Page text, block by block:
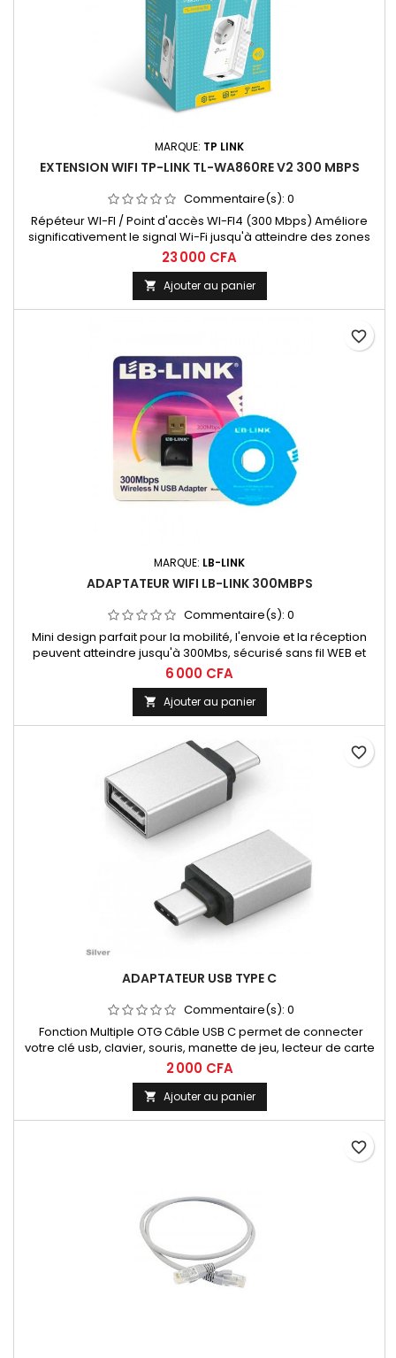
MARQUE: TP LINK
EXTENSION WIFI TP-LINK TL-WA860RE V2 300 MBPS
Commentaire(s): 0
Répéteur WI-FI / Point d'accès WI-FI4 (300 Mbps) Améliore
significativement le signal Wi-Fi jusqu'à atteindre des zones
inatteignables . Mode Point d'accès pour remplacer les
performantes de vitesse Wi-Fi limités de votre box. Antennes
externes assurant une excellente portée Wi-Fi et un réseau
fiable.
23 000 CFA
 Ajouter au panier
MARQUE: LB-LINK
ADAPTATEUR WIFI LB-LINK 300MBPS
Commentaire(s): 0
Mini design parfait pour la mobilité, l'envoie et la réception
peuvent atteindre jusqu'à 300Mbs, sécurisé sans fil WEB et
WPA améliorer pour un accès.
6 000 CFA
 Ajouter au panier
favorite_border
ADAPTATEUR USB TYPE C
Commentaire(s): 0
Fonction Multiple OTG Câble USB C permet de connecter
votre clé usb, clavier, souris, manette de jeu, lecteur de carte
et les autres périphériques USB A aux smartphones, tablettes
ou PC équipés d'une prise USB C. NOTE: Veuillez vous assurer
que votre smartphone/ tablette supporte la fonction OTG et
dispose d'un port USB C.
2 000 CFA
 Ajouter au panier
favorite_border
favorite_border